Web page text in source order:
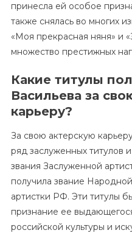
принесла ей особое
также снялась во многих
«Моя прекрасная няня» и
множество престижных
Какие титулы
Васильева за
карьеру?
За свою актерскую
ряд заслуженных титулов
звания Заслуженной
получила звание
артистки РФ. Эти титулы
признание ее
российской культуры и